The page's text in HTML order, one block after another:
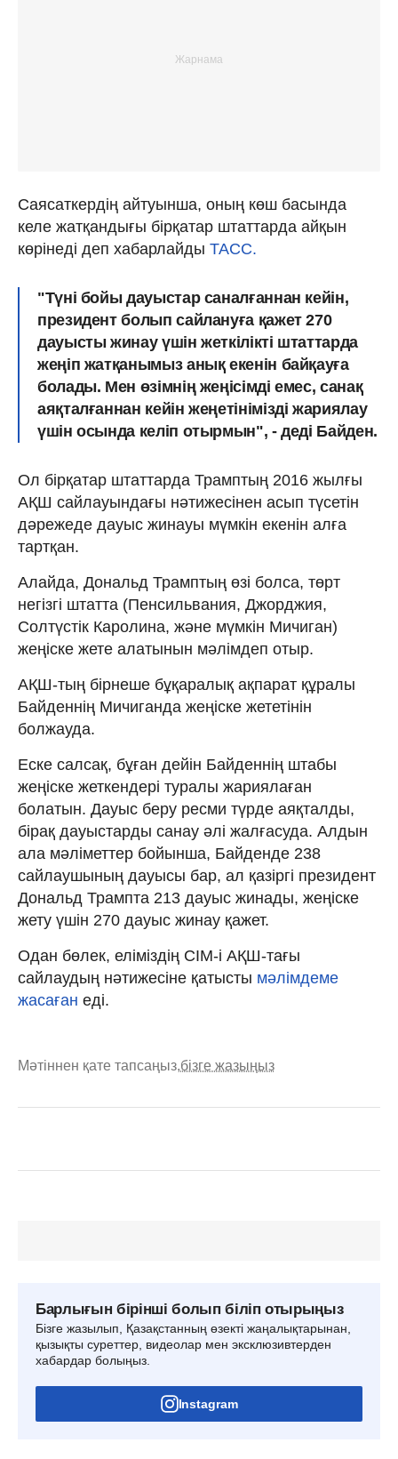
Саясаткердің айтуынша, оның көш басында
келе жатқандығы бірқатар штаттарда айқын
көрінеді деп хабарлайды ТАСС.
"Түні бойы дауыстар саналғаннан кейін,
президент болып сайлануға қажет 270
дауысты жинау үшін жеткілікті штаттарда
жеңіп жатқанымыз анық екенін байқауға
болады. Мен өзімнің жеңісімді емес, санақ
аяқталғаннан кейін жеңетінімізді жариялау
үшін осында келіп отырмын", - деді Байден.
Ол бірқатар штаттарда Трамптың 2016 жылғы
АҚШ сайлауындағы нәтижесінен асып түсетін
дәрежеде дауыс жинауы мүмкін екенін алға
тартқан.
Алайда, Дональд Трамптың өзі болса, төрт
негізгі штатта (Пенсильвания, Джорджия,
Солтүстік Каролина, және мүмкін Мичиган)
жеңіске жете алатынын мәлімдеп отыр.
АҚШ-тың бірнеше бұқаралық ақпарат құралы
Байденнің Мичиганда жеңіске жететінін
болжауда.
Еске салсақ, бұған дейін Байденнің штабы
жеңіске жеткендері туралы жариялаған
болатын. Дауыс беру ресми түрде аяқталды,
бірақ дауыстарды санау әлі жалғасуда. Алдын
ала мәліметтер бойынша, Байденде 238
сайлаушының дауысы бар, ал қазіргі президент
Дональд Трампта 213 дауыс жинады, жеңіске
жету үшін 270 дауыс жинау қажет.
Одан бөлек, еліміздің СІМ-і АҚШ-тағы
сайлаудың нәтижесіне қатысты мәлімдеме
жасаған еді.
Мәтіннен қате тапсаңыз,бізге жазыңыз
Барлығын бірінші болып біліп отырыңыз
Бізге жазылып, Қазақстанның өзекті жаңалықтарынан,
қызықты суреттер, видеолар мен эксклюзивтерден
хабардар болыңыз.
Instagram